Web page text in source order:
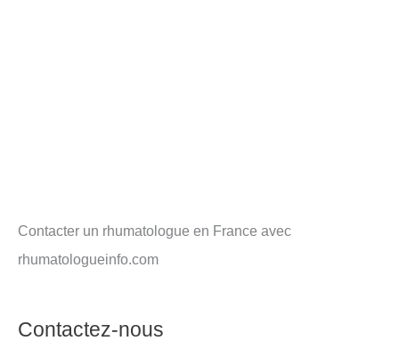
Contacter un rhumatologue en France avec
rhumatologueinfo.com
Contactez-nous